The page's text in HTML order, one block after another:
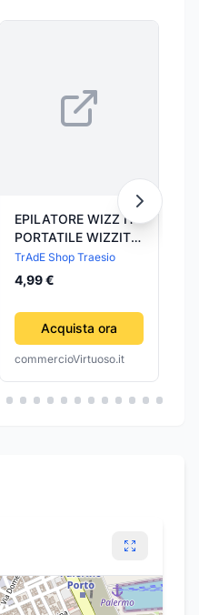
EPILATORE WIZZ IT
PORTATILE WIZZIT
DEPILATORE DONNA
KIT MANICURE CON
ASTUCCIO
TrAdE Shop Traesio
4,99 €
Acquista ora
commercioVirtuoso.it